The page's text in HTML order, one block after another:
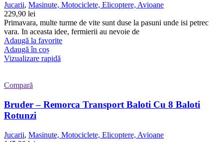
Jucarii, Masinute, Motociclete, Elicoptere, Avioane
229,90 lei
Primavara, multe turme de vite sunt duse la pasuni unde isi petrec
vara. In aceasta idee, fermierii au nevoie de
Adaugă la favorite
Adaugă în coș
Vizualizare rapidă
Compară
Bruder – Remorca Transport Baloti Cu 8 Baloti
Rotunzi
Jucarii, Masinute, Motociclete, Elicoptere, Avioane